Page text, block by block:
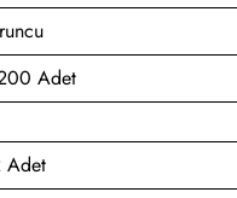
Adet
Adet